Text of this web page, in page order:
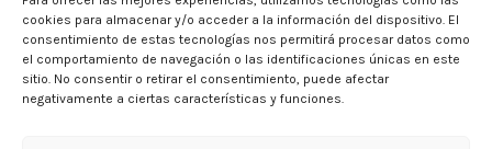
cookies para almacenar y/o acceder a la información del dispositivo. El
consentimiento de estas tecnologías nos permitirá procesar datos como
el comportamiento de navegación o las identificaciones únicas en este
sitio. No consentir o retirar el consentimiento, puede afectar
negativamente a ciertas características y funciones.
De Lunes a Domingos de 10:00 a 22:00
Festivos sujetos al horario del Málaga Factory